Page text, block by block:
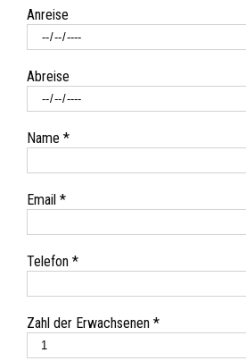
Anreise
Abreise
Name *
Email *
Telefon *
Zahl der Erwachsenen *